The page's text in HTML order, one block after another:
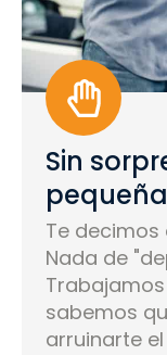
Sin
pequeña
Te decimos
Nada de
sabemos
arruinarte